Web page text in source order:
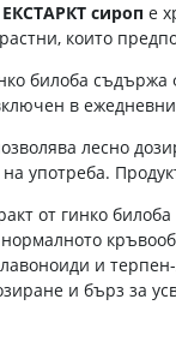
сироп е
които
билоба
в
лесно
употреба.
от гинко
и терпен-
и бърз за